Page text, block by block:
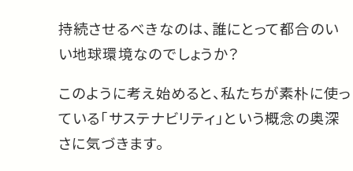
持続させるべきなのは、誰にとって都合のい
い地球環境なのでしょうか？
このように考え始めると、私たちが素朴に使っ
ている「サステナビリティ」という概念の奥深
さに気づきます。